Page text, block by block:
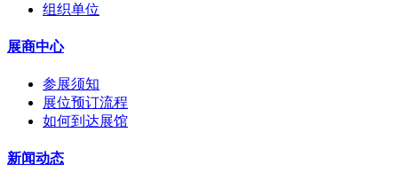
组织单位
展商中心
参展须知
展位预订流程
如何到达展馆
新闻动态